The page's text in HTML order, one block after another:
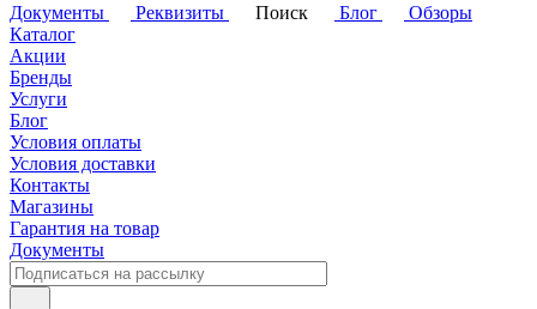
Документы
Реквизиты Поиск Блог
Обзоры
Каталог
Акции
Бренды
Услуги
Блог
Условия оплаты
Условия доставки
Контакты
Магазины
Гарантия на товар
Документы